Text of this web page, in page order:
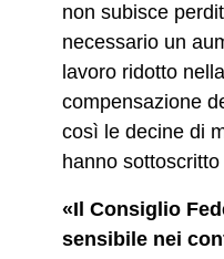
non subisce
necessario un
lavoro ridotto
compensazione
così le decine di
hanno sottoscritto
«Il Consiglio
sensibile nei